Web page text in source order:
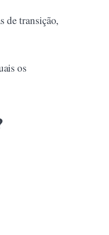
de transição,
os